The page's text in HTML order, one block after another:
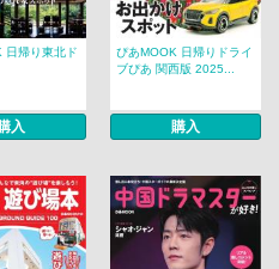
日帰り東北ド
入
ぴあMOOK 日帰りドライ
ブぴあ 関西版 2025...
購入